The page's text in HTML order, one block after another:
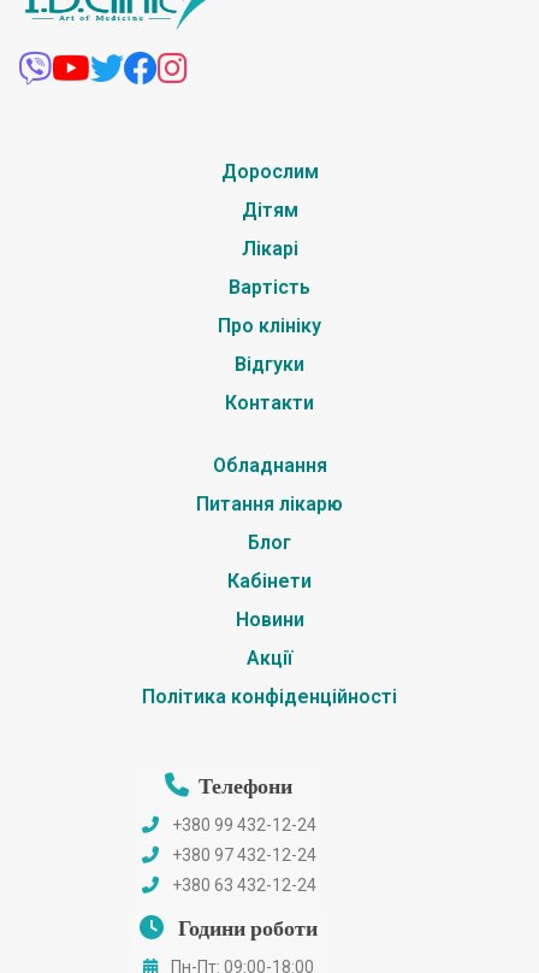
Дорослим
Дітям
Лікарі
Вартість
Про клініку
Відгуки
Контакти
Обладнання
Питання лікарю
Блог
Кабінети
Новини
Акції
Політика конфіденційності
Телефони
+380 99 432-12-24
+380 97 432-12-24
+380 63 432-12-24
Години роботи
Пн-Пт: 09:00-18:00